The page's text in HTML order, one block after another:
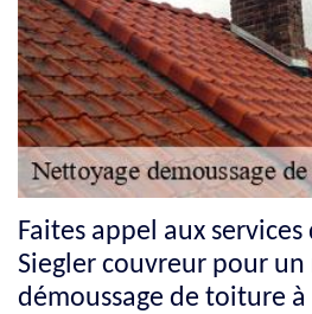
Faites appel aux
Siegler couvreur pour
démoussage de toiture à